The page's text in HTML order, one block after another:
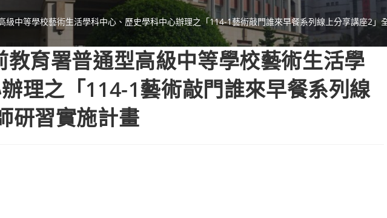
級中等學校藝術生活學科中心、歷史學科中心辦理之「114-1藝術敲門誰來早餐系列線上分享講座2」
育署普通型高級中等學校藝術生活學
理之「114-1藝術敲門誰來早餐系列線
研習實施計畫